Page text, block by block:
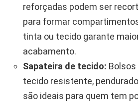
reforçadas podem ser
para formar
tinta ou tecido garante
acabamento.
Sapateira de tecido:
tecido resistente,
são ideais para quem tem